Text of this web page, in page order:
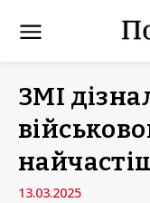
ЗМІ
13.03.2025